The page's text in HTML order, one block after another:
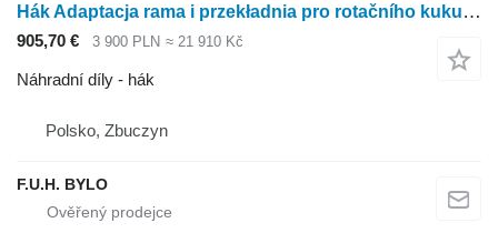
Hák Adaptacja rama i przekładnia pro rotačního kukuřičného adaptéru Kemper champion 4500
905,70 € 3 900 PLN ≈ 21 910 Kč
Náhradní díly - hák
Polsko, Zbuczyn
F.U.H. BYLO